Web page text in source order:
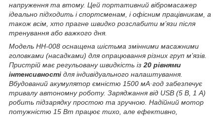
напруження та втому. Цей портативний вібромасажер
ідеально підходить і спортсменам, і офісним працівникам, а
також всім, хто прагне швидко розслабити м’язи після
тренування або важкого дня.
Модель HH-008 оснащена шістьма змінними масажними
головками (насадками) для опрацювання різних груп м’язів.
Пристрій має регульовану швидкість із 20 рівнями
інтенсивності для індивідуального налаштування.
Вбудований акумулятор ємністю 1500 мА·год забезпечує
тривалу автономну роботу. Заряджання від USB (5 В, 1 А)
робить підзарядку простою та зручною. Надійний мотор
потужністю 15 Вт працює тихо, але ефективно,